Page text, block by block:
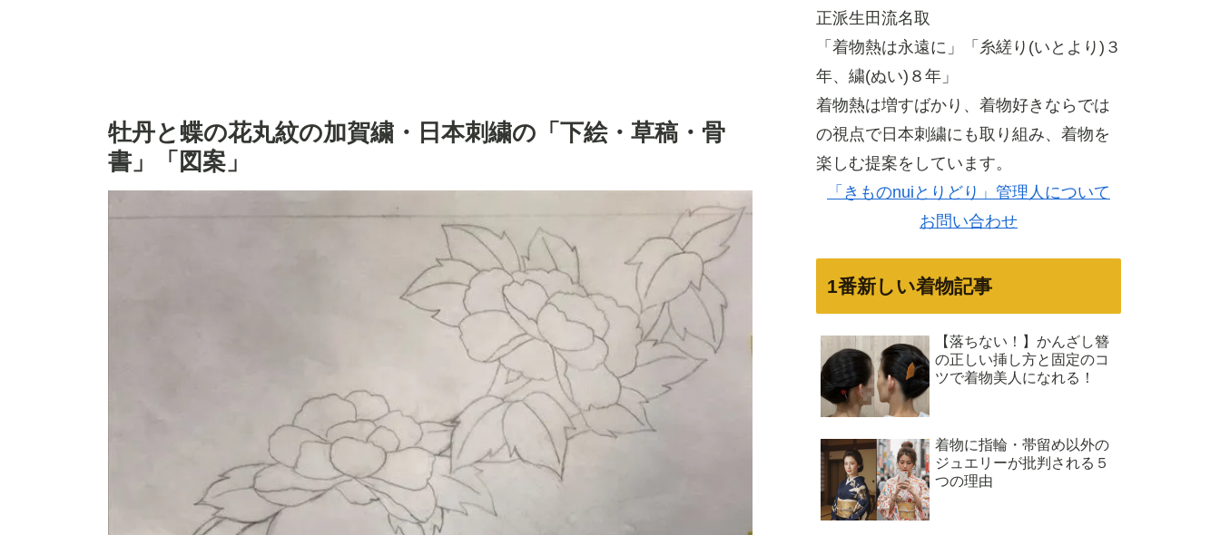
牡丹と蝶の花丸紋の加賀繍・日本刺繍の「下絵・草稿・骨
書」「図案」
正派生田流名取
「着物熱は永遠に」「糸縒り(いとより)３
年、繍(ぬい)８年」
着物熱は増すばかり、着物好きならでは
の視点で日本刺繍にも取り組み、着物を
楽しむ提案をしています。
「きものnuiとりどり」管理人について
お問い合わせ
1番新しい着物記事
【落ちない！】かんざし簪
の正しい挿し方と固定のコ
ツで着物美人になれる！
着物に指輪・帯留め以外の
ジュエリーが批判される５
つの理由